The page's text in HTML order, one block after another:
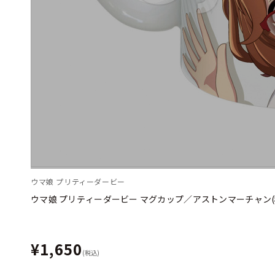
ウマ娘 プリティーダービー
ウマ娘 プリティーダービー マグカップ／アストンマーチャン
¥1,650 (税込)